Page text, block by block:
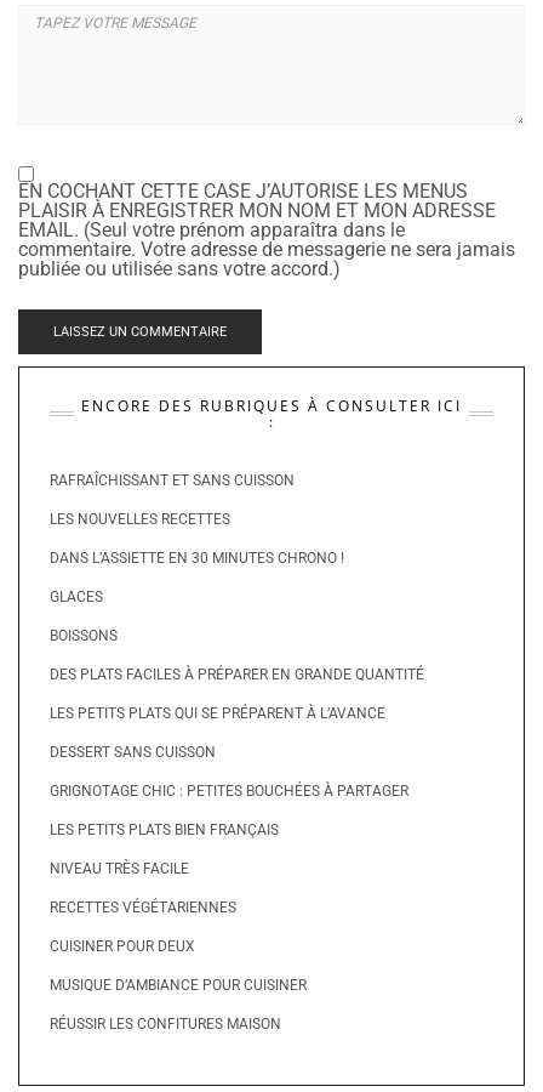
EN COCHANT CETTE CASE J’AUTORISE LES MENUS
PLAISIR À ENREGISTRER MON NOM ET MON ADRESSE
EMAIL. (Seul votre prénom apparaîtra dans le
commentaire. Votre adresse de messagerie ne sera jamais
publiée ou utilisée sans votre accord.)
ENCORE DES RUBRIQUES À CONSULTER ICI
:
RAFRAÎCHISSANT ET SANS CUISSON
LES NOUVELLES RECETTES
DANS L’ASSIETTE EN 30 MINUTES CHRONO !
GLACES
BOISSONS
DES PLATS FACILES À PRÉPARER EN GRANDE QUANTITÉ
LES PETITS PLATS QUI SE PRÉPARENT À L’AVANCE
DESSERT SANS CUISSON
GRIGNOTAGE CHIC : PETITES BOUCHÉES À PARTAGER
LES PETITS PLATS BIEN FRANÇAIS
NIVEAU TRÈS FACILE
RECETTES VÉGÉTARIENNES
CUISINER POUR DEUX
MUSIQUE D’AMBIANCE POUR CUISINER
RÉUSSIR LES CONFITURES MAISON